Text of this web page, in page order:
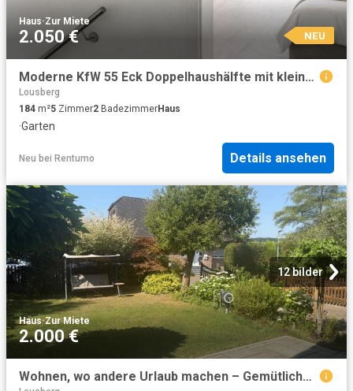
Haus·Zur Miete
2.050 € NEU
Moderne KfW 55 Eck Doppelhaushälfte mit kleinem Garten – 184 m² Wohnfläche
Lousberg
184 m²5 Zimmer2 BadezimmerHaus
·Garten
Neu bei Rentumo Details ansehen
12 bilder
Haus·Zur Miete
2.000 €
Wohnen, wo andere Urlaub machen – Gemütliches Haus in ruhiger, naturnaher Lage